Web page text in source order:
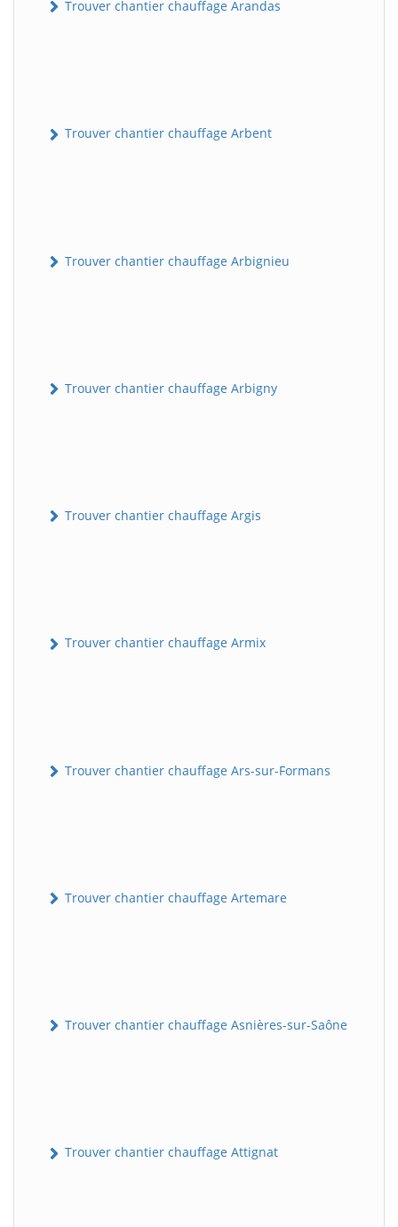
Trouver chantier chauffage Arandas
Trouver chantier chauffage Arbent
Trouver chantier chauffage Arbignieu
Trouver chantier chauffage Arbigny
Trouver chantier chauffage Argis
Trouver chantier chauffage Armix
Trouver chantier chauffage Ars-sur-Formans
Trouver chantier chauffage Artemare
Trouver chantier chauffage Asnières-sur-Saône
Trouver chantier chauffage Attignat